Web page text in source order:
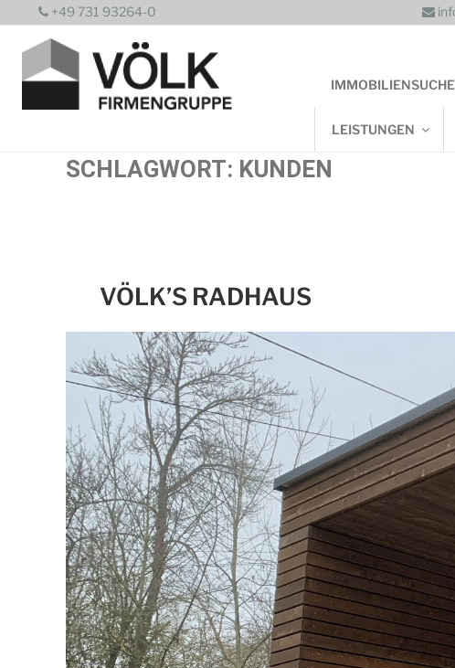
Inhalt
springen
+49 731 93264-0
IMMOBILIENSUCHE
LEISTUNGEN
SCHLAGWORT: KUNDEN
VÖLK’S RADHAUS